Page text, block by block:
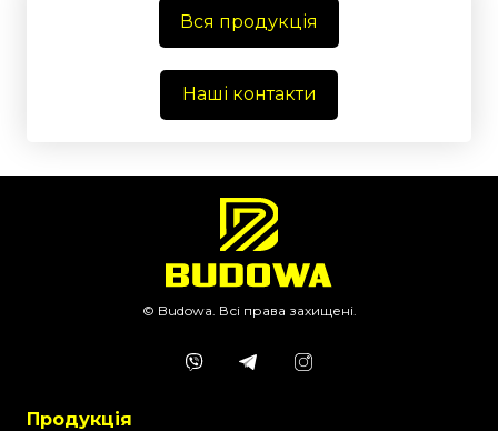
Вся продукція
Наші контакти
© Budowa. Всі права захищені.
Продукція